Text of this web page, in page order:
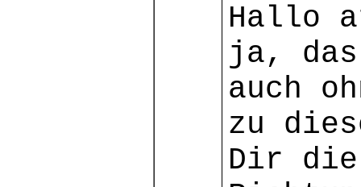
Hallo
ja, das
auch
zu
Dir